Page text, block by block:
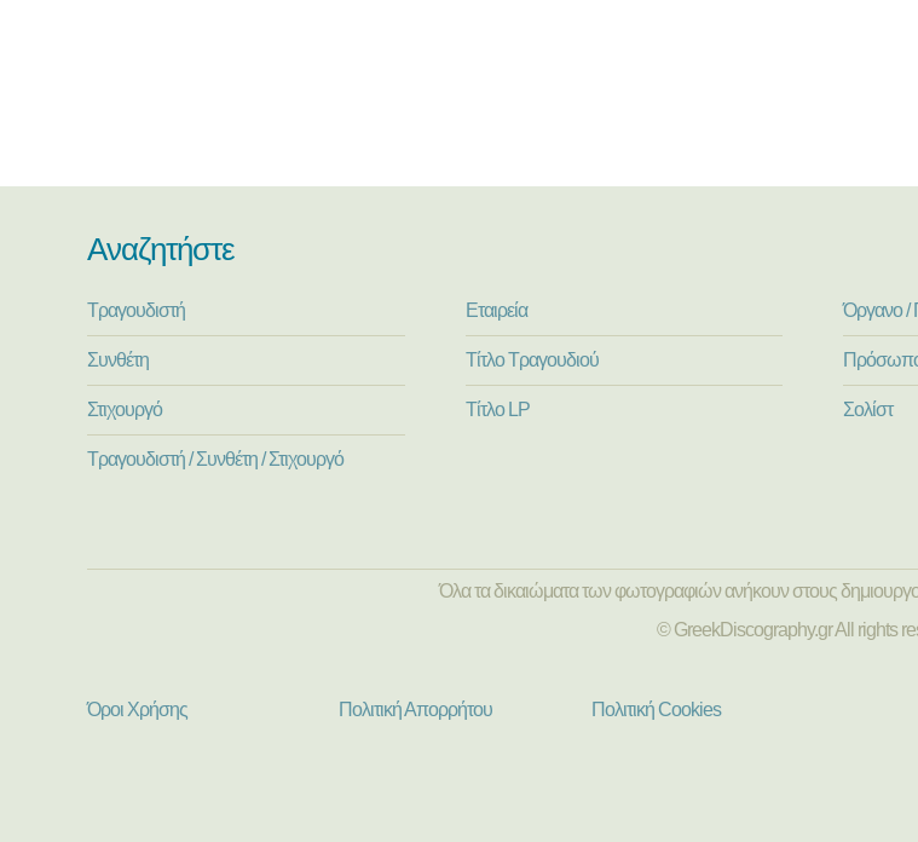
Αναζητήστε
Τραγουδιστή
Συνθέτη
Στιχουργό
Τραγουδιστή / Συνθέτη / Στιχουργό
Εταιρεία
Τίτλο Τραγουδιού
Τίτλο LP
Όργανο
Σολίστ
Όλα τα δικαιώματα των φωτογραφιών ανήκουν στους
© GreekDiscography.gr All rights
Όροι Χρήσης Πολιτική Απορρήτου Πολιτική Cookies